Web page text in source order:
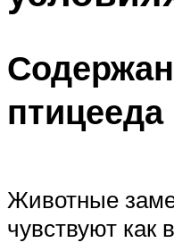
птицееда
Животные
чувствуют как